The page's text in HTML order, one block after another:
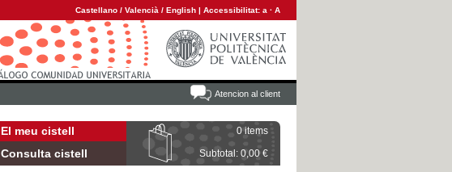
Castellano / Valencià / English | Accessibilitat: a · A
Atencion al client
El meu cistell 0 items
Consulta cistell Subtotal: 0,00 €